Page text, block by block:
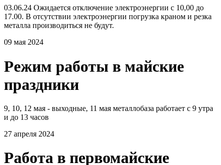
03.06.24 Ожидается отключение электроэнергии с 10,00 до
17.00. В отсутствии электроэнергии погрузка краном и резка
металла производиться не будут.
09 мая 2024
Режим работы в майские
праздники
9, 10, 12 мая - выходные, 11 мая металлобаза работает с 9 утра
и до 13 часов
27 апреля 2024
Работа в первомайские